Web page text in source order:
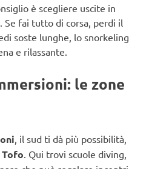
è scegliere uscite in
Se fai tutto di corsa, perdi il
soste lunghe, lo snorkeling
e rilassante.
le zone
, il sud ti dà più possibilità,
Tofo . Qui trovi scuole diving,